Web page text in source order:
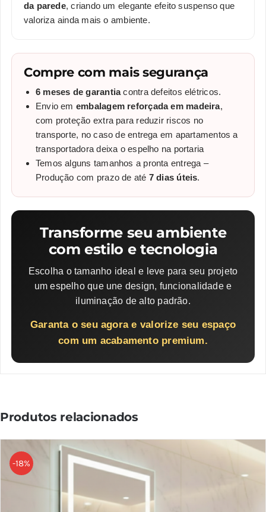
da parede, criando um elegante efeito suspenso que
valoriza ainda mais o ambiente.
Compre com mais segurança
6 meses de garantiacontra defeitos elétricos.
Envio em embalagem reforçada em madeira,
com proteção extra para reduzir riscos no
transporte, no caso de entrega em apartamentos a
transportadora deixa o espelho na portaria
Temos alguns tamanhos a pronta entrega –
Produção com prazo de até 7 dias úteis.
Transforme seu ambiente
com estilo e tecnologia
Escolha o tamanho ideal e leve para seu projeto
um espelho que une design, funcionalidade e
iluminação de alto padrão.
Garanta o seu agora e valorize seu espaço
com um acabamento premium.
Produtos relacionados
-18%